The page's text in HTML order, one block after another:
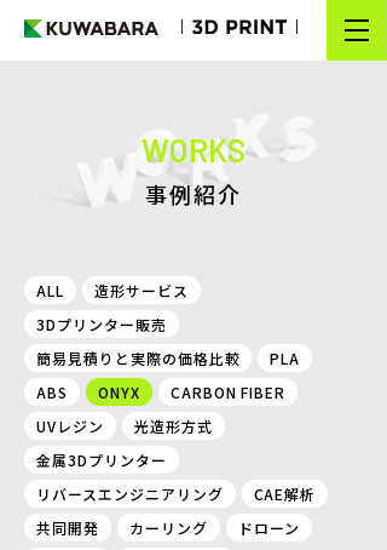
NEWS
SERVICE
MATERIAL
COLUMN
WORKS
FAQ
簡易見積り
事例紹介
ALL
造形サービス
3Dプリンター販売
簡易見積りと実際の価格比較
PLA
ABS
ONYX
CARBON FIBER
UVレジン
光造形方式
金属3Dプリンター
リバースエンジニアリング
CAE解析
共同開発
カーリング
ドローン